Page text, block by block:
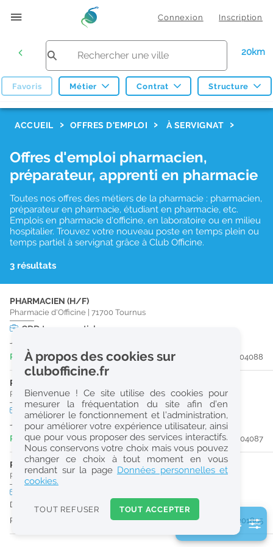
Connexion Inscription
20km
Favoris Métier Contrat Structure
Réinitialiser
2
0
k
Consulter les offres de la France d'outre-mer
ACCUEIL OFFRES D'EMPLOI À SERVIGNAT
Offres d'emploi pharmacien,
préparateur, apprenti en pharmacie
Toutes nos offres des métiers de la pharmacie : pharmacien,
préparateur en pharmacie, étudiant en pharmacie, etc.
Emplois en pharmacie d'officine, en laboratoire ou en milieu
hospitalier. Trouvez votre nouveau poste en temps plein ou
temps partiel à servignat grâce à Club Officine.
3 résultats
PHARMACIEN (H/F)
Pharmacie d'Officine 71700 Tournus
CDD temps partiel
Jusqu'au 30/12/26
Publiée il y a 5 jour(s)
#204088
PRÉPARATEUR EN PHARMACIE (H/F)
Pharmacie d'Officine|71700 Tournus
CDD temps partiel
Jusqu'au 29/12/26
Publiée il y a 5 jour(s)
#204087
PHARMACIEN (H/F)
Pharmacie d'Officine 01340 Montrevel-En-Bresse
Dès que possible
Publiée il y a 36 jour(s) #201855
2 filtre(s) actifs
À propos des cookies sur
clubofficine.fr
Bienvenue ! Ce site utilise des cookies pour
mesurer la fréquentation du site afin d’en
améliorer le fonctionnement et l’administration,
pour améliorer votre expérience utilisateur, ainsi
que pour vous proposer des services interactifs.
Nous conservons votre choix mais vous pouvez
changer ce choix à tout moment en vous
rendant sur la page Données personnelles et
cookies.
TOUT REFUSER TOUT ACCEPTER